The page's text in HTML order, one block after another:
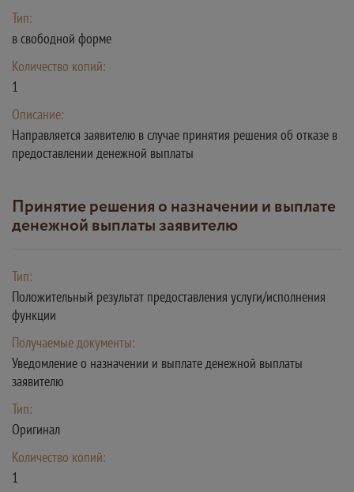
Тип:
в свободной форме
Количество копий:
1
Описание:
Направляется заявителю в случае принятия решения об отказе в
предоставлении денежной выплаты
Принятие решения о назначении и выплате
денежной выплаты заявителю
Тип:
Положительный результат предоставления услуги/исполнения
функции
Получаемые документы:
Уведомление о назначении и выплате денежной выплаты
заявителю
Тип:
Оригинал
Количество копий:
1